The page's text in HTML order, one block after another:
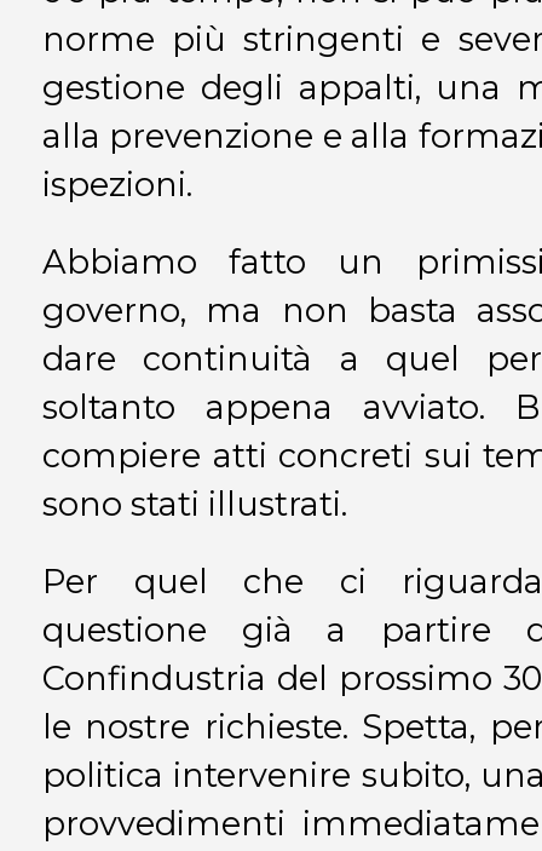
norme più stringenti e
gestione degli appalti, una
alla prevenzione e alla
ispezioni.
Abbiamo fatto un
governo, ma non basta
dare continuità a quel
soltanto appena avviato.
compiere atti concreti sui
sono stati illustrati.
Per quel che ci
questione già a partire
Confindustria del prossimo
le nostre richieste. Spetta,
politica intervenire subito,
provvedimenti